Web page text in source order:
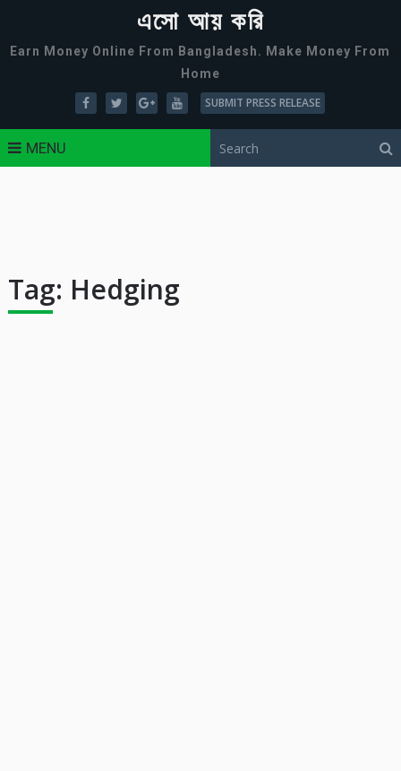
এসো আয় করি
Earn Money Online From Bangladesh. Make Money From
Home
SUBMIT PRESS RELEASE
MENU
Tag: Hedging